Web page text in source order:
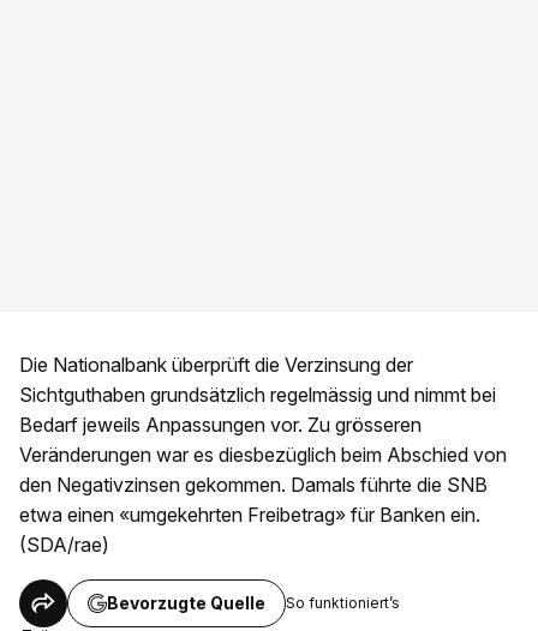
Die Nationalbank überprüft die Verzinsung der
Sichtguthaben grundsätzlich regelmässig und nimmt bei
Bedarf jeweils Anpassungen vor. Zu grösseren
Veränderungen war es diesbezüglich beim Abschied von
den Negativzinsen gekommen. Damals führte die SNB
etwa einen «umgekehrten Freibetrag» für Banken ein.
(SDA/rae)
Bevorzugte Quelle So funktioniert’s